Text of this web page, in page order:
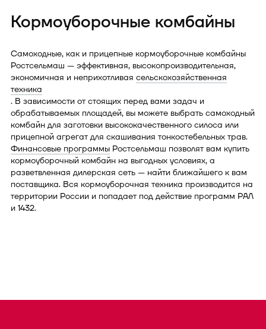
Кормоуборочные комбайны
Самоходные, как и прицепные кормоуборочные комбайны
Ростсельмаш — эффективная, высокопроизводительная,
экономичная и неприхотливая сельскохозяйственная
техника
. В зависимости от стоящих перед вами задач и
обрабатываемых площадей, вы можете выбрать самоходный
комбайн для заготовки высококачественного силоса или
прицепной агрегат для скашивания тонкостебельных трав.
Финансовые программы Ростсельмаш позволят вам купить
кормоуборочный комбайн на выгодных условиях, а
разветвленная дилерская сеть — найти ближайшего к вам
поставщика. Вся кормоуборочная техника производится на
территории России и попадает под действие программ РАЛ
и 1432.